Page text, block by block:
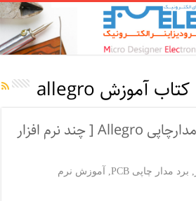
کتاب آموزش allegro
نرم افزار طراحی بردمدارچاپی Allegro [ چند نرم افزار
برد مدار چاپی PCB
آموزش نرم